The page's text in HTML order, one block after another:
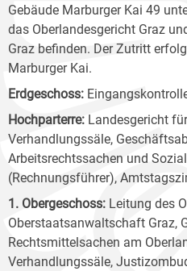
Gebäude Marburger Kai 49
das Oberlandesgericht Graz
Graz befinden. Der Zutritt
Marburger Kai.
Erdgeschoss:
Hochparterre: Landesgericht
Verhandlungssäle,
Arbeitsrechtssachen und
(Rechnungsführer),
1. Obergeschoss: Leitung des
Oberstaatsanwaltschaft Graz,
Rechtsmittelsachen am
Verhandlungssäle,